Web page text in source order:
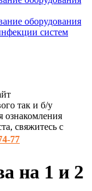
систем
так и б/у
ознакомления
свяжитесь с
77
на 1 и 2